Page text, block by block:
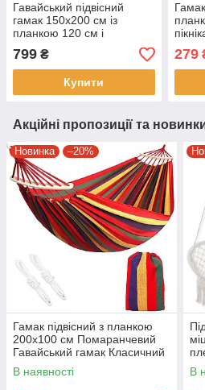
Гавайський підвісний
гамак 150х200 см із
планкою 120 см і
бавовняним полотном
Різнобарвний
799 ₴
Купити
гамак
279
Акційні пропозиції та
Новинка –20%
Гамак підвісний з планкою
200х100 см Помаранчевий
Гавайський гамак Класичний
тканий гамак
В наявності
В